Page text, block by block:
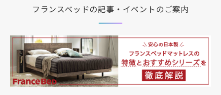
ットレスの寿命は？どのくらい使えるのか？フラ
ンスベッド製マットレスの寿命は？どのくらい使
は？どのくらい使えるのか？フランスベッド製マ
ットレスの寿命は？どのくらい使えるのか？フラ
ンスベッド製マットレスの寿命は？どのくらい使
えるのか？フランスベッド製マットレスの寿命
は？どのくらい使えるのか？フランスベッド製マ
ド マットレス サイズ徹底解説！フランスベッ
ド マットレス サイズ徹底解説！フランスベッ
ド マットレス サイズ徹底解説！フランスベッ
ド マットレス サイズ徹底解説！フランスベッ
ド マットレス サイズ徹底解説！フランスベッ
ド マットレス サイズ徹底解説！
だけじゃない！？フランスベッドのマットレスの
スタッフ解説】寝心地だけじゃない！？フランス
ベッドのマットレスの特徴【専門スタッフ解説】
寝心地だけじゃない！？フランスベッドのマット
レスの特徴【専門スタッフ解説】寝心地だけじゃ
ない！？フランスベッドのマットレスの特徴【専
ンスベッドとは？フランスベッドとは？フランス
ベッドとは？フランスベッドとは？フランスベッ
ドとは？フランスベッドとは？フランスベッドと
は？
フランスベッドの記事・イベントのご案内